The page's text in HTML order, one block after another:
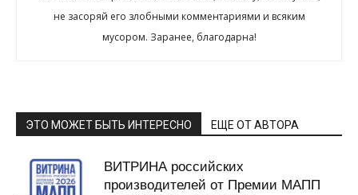
не засоряй его злобными комментариями и всяким
мусором. Заранее, благодарна!
ЭТО МОЖЕТ БЫТЬ ИНТЕРЕСНО ЕЩЕ ОТ АВТОРА
ВИТРИНА российских
производителей от Премии МАПП